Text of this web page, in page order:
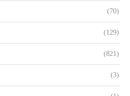
(70)
(129)
(821)
(3)